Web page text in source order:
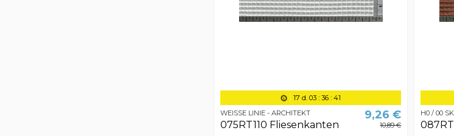
17 d. 03: 36: 40
WEISSE LINIE - ARCHITEKT
075RT110 Fliesenkanten
9,26 €
10,89 €
H0 / 00